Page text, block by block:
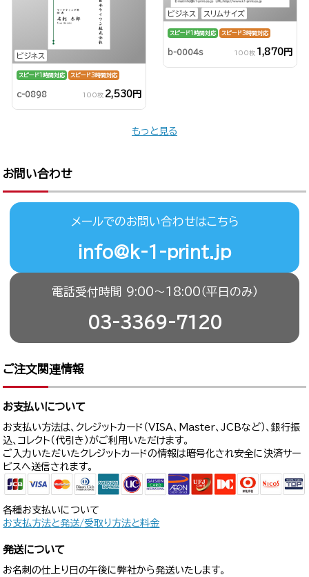
ビジネス
スピード1時間対応 スピード3時間対応
c-0898 100枚 2,530円
ビジネス スリムサイズ
スピード1時間対応 スピード3時間対応
b-0004s 100枚 1,870円
もっと見る
お問い合わせ
メールでのお問い合わせはこちら
info@k-1-print.jp
電話受付時間 9:00〜18:00（平日のみ）
03-3369-7120
ご注文関連情報
お支払いについて
お支払い方法は、クレジットカード（VISA、Master、JCBなど）、銀行振
込、コレクト（代引き）がご利用いただけます。
ご入力いただいたクレジットカードの情報は暗号化され安全に決済サー
ビスへ送信されます。
各種お支払いについて
お支払方法と発送/受取り方法と料金
発送について
お名刺の仕上り日の午後に弊社から発送いたします。